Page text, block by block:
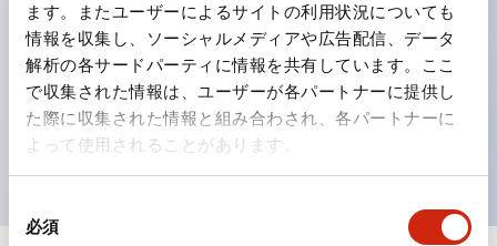
ます。またユーザーによるサイトの利用状況についても
情報を収集し、ソーシャルメディアや広告配信、データ
解析の各サードパーティに情報を共有しています。ここ
で収集された情報は、ユーザーが各パートナーに提供し
た際に収集された情報と組み合わされ、各パートナーに
よって使用されることがあります。
必須
イトのダイレクトタイプを除く）
ひとつで6色の役をこなすLED球（LSRD球）。これま
で色ごとに分かれていたLED球を、1色のLED球で各色
を表現できるようにしました。
UL、CSA、TÜV、CCC認証品。